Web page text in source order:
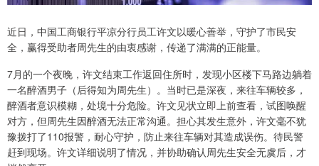
近日，中国工商银行平凉分行员工许文以暖心善举，守护了市民安
全，赢得受助者周先生的由衷感谢，传递了满满的正能量。
7月的一个夜晚，许文结束工作返回住所时，发现小区楼下马路边躺着
一名醉酒男子（后得知为周先生）。当时已是深夜，来往车辆较多，
醉酒者意识模糊，处境十分危险。许文见状立即上前查看，试图唤醒
对方，但周先生因醉酒无法正常沟通。担心其发生意外，许文毫不犹
豫拨打了110报警，耐心守护，防止来往车辆对其造成误伤。待民警
赶到现场。许文详细说明了情况，并协助确认周先生安全无虞后，才